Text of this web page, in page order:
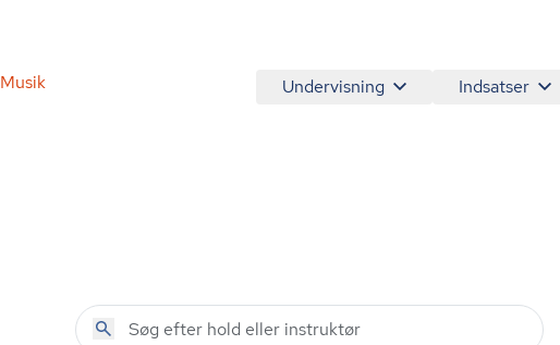
Undervisning Indsatser
Musik